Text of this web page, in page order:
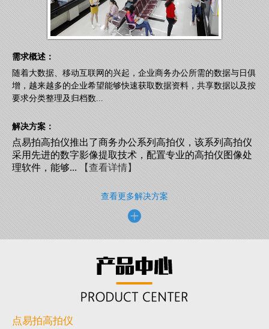
需求概述：
随着大数据、移动互联网的兴起，企业商务办公所需的数据与日俱
增，越来越多的企业希望能够快速获取数据资料，共享数据以及按
要求分类整理及归档数...
解决方案：
点易拍高拍仪推出了商务办公系列高拍仪，该系列高拍仪
采用先进的数字影像提取技术，配置专业的高拍仪图像处
理软件，能够...【查看详情】
查看更多解决方案
点易拍高拍仪